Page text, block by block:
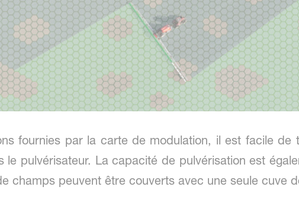
fournies par la carte de modulation, il est facile de
le pulvérisateur. La capacité de pulvérisation est
champs peuvent être couverts avec une seule cuve